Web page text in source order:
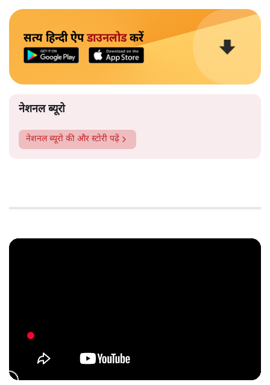
सत्य हिन्दी ऐपडाउनलोडकरें
नेशनल ब्यूरो
नेशनल ब्यूरो की और स्टोरी पढ़ें